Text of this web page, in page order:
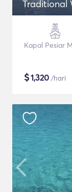
Traditional
Kapal Pesiar
$1,320 /hari